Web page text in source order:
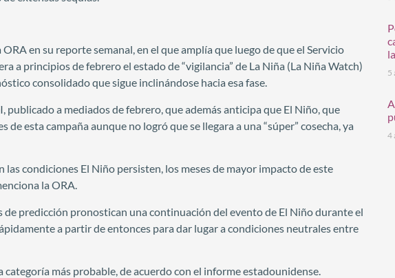
ORA en su reporte semanal, en el que amplía que luego de que el Servicio
a principios de febrero el estado de “vigilancia” de La Niña (La Niña Watch)
consolidado que sigue inclinándose hacia esa fase.
a mediados de febrero, que además anticipa que El Niño, que
esta campaña aunque no logró que se llegara a una “súper” cosecha, ya
las condiciones El Niño persisten, los meses de mayor impacto de este
la ORA.
de predicción pronostican una continuación del evento de El Niño durante el
a partir de entonces para dar lugar a condiciones neutrales entre
más probable, de acuerdo con el informe estadounidense.
5
4